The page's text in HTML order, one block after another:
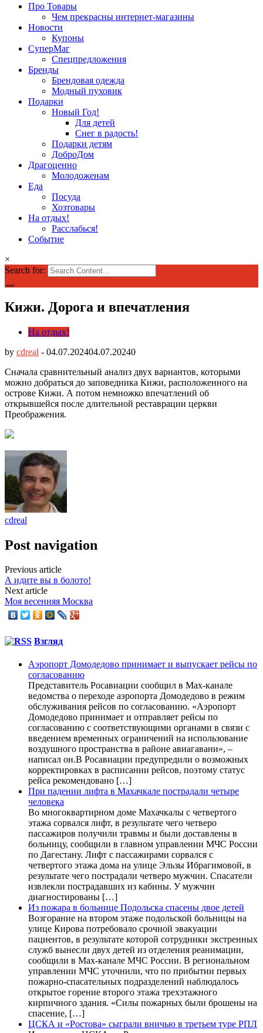
Про Товары
Чем прекрасны интернет-магазины
Новости
Купоны
СуперМаг
Спецпредложения
Бренды
Брендовая одежда
Модный пуховик
Подарки
Новый Год!
Для детей
Снег в радость!
Подарки детям
ДоброДом
Драгоценно
Молодоженам
Еда
Посуда
Хозтовары
На отдых!
Расслабься!
Событие
×
Search for:
Кижи. Дорога и впечатления
На отдых!
by cdreal - 04.07.202404.07.20240
Сначала сравнительный анализ двух вариантов, которыми
можно добраться до заповедника Кижи, расположенного на
острове Кижи. А потом немножко впечатлений об
открывшейся после длительной реставрации церкви
Преображения.
cdreal
Post navigation
Previous article
А идите вы в болото!
Next article
Моя весенняя Москва
Взгляд
Аэропорт Домодедово принимает и выпускает рейсы по
согласованию
Представитель Росавиации сообщил в Max-канале
ведомства о переходе аэропорта Домодедово в режим
обслуживания рейсов по согласованию. «Аэропорт
Домодедово принимает и отправляет рейсы по
согласованию с соответствующими органами в связи с
введением временных ограничений на использование
воздушного пространства в районе авиагавани», –
написал он.В Росавиации предупредили о возможных
корректировках в расписании рейсов, поэтому статус
рейса рекомендовано […]
При падении лифта в Махачкале пострадали четыре
человека
Во многоквартирном доме Махачкалы с четвертого
этажа сорвался лифт, в результате чего четверо
пассажиров получили травмы и были доставлены в
больницу, сообщили в главном управлении МЧС России
по Дагестану. Лифт с пассажирами сорвался с
четвертого этажа дома на улице Эльзы Ибрагимовой, в
результате чего пострадали четверо мужчин. Спасатели
извлекли пострадавших из кабины. У мужчин
диагностированы […]
Из пожара в больнице Подольска спасены двое детей
Возгорание на втором этаже подольской больницы на
улице Кирова потребовало срочной эвакуации
пациентов, в результате которой сотрудники экстренных
служб вынесли двух детей из отделения реанимации,
сообщили в Max-канале МЧС России. В региональном
управлении МЧС уточнили, что по прибытии первых
пожарно-спасательных подразделений наблюдалось
открытое горение второго этажа трехэтажного
кирпичного здания. «Силы пожарных были брошены на
спасение, […]
ЦСКА и «Ростова» сыграли вничью в третьем туре РПЛ